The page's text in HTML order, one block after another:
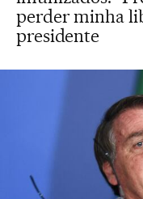
perder minha
presidente